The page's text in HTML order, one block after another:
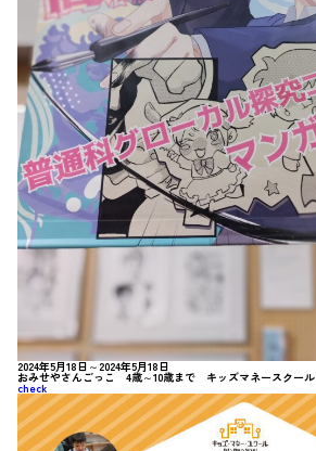
2024年5月18日～2024年5月18日
おみせやさんごっこ 4歳～10歳まで キッズマネースクール
check